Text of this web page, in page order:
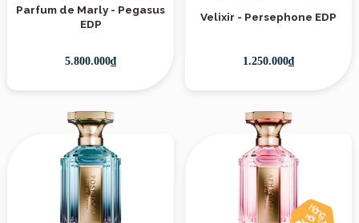
Parfum de Marly - Pegasus
EDP
5.800.000₫
Velixir - Persephone EDP
1.250.000₫